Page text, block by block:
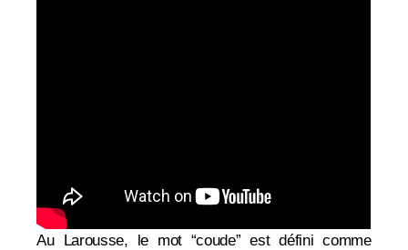
Au Larousse, le mot “coude” est défini comme